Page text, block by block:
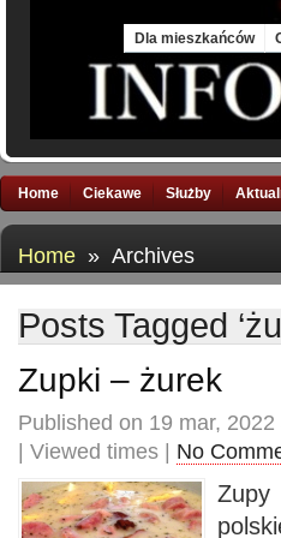
Dla mieszkańców
Home Ciekawe Służby
Home » Archives
Posts Tagged
Zupki – żurek
Published on 19 mar,
| Viewed times | No
Zupy